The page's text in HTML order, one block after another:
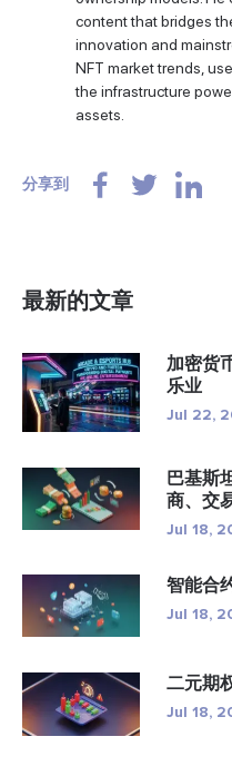
content that bridges
innovation and
NFT market trends,
the infrastructure
assets.
分享到
最新的文章
加密货
乐业
Jul 22,
巴基斯
商、交
Jul 18,
智能合
Jul 18,
二元期
Jul 18,